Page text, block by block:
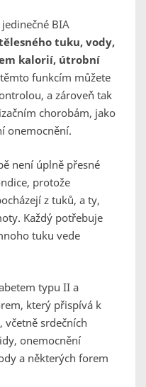
BIA
tuku, vody,
kalorií, útrobní
funkcím můžete
a zároveň tak
chorobám, jako
onemocnění.
není úplně přesné
protože
z tuků, a ty,
Každý potřebuje
tuku vede
typu II a
který přispívá k
srdečních
onemocnění
a některých forem